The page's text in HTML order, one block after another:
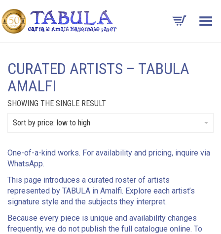
Toggle Menu
CURATED ARTISTS – TABULA
AMALFI
SHOWING THE SINGLE RESULT
Sort by price: low to high
One-of-a-kind works. For availability and pricing, inquire via
WhatsApp.
This page introduces a curated roster of artists
represented by TABULA in Amalfi. Explore each artist’s
signature style and the subjects they interpret.
Because every piece is unique and availability changes
frequently, we do not publish the full catalogue online. To